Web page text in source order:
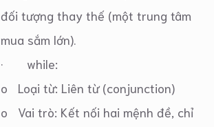
đối tượng thay thế (một trung tâm
mua sắm lớn).
· while:
o Loại từ: Liên từ (conjunction)
o Vai trò: Kết nối hai mệnh đề, chỉ